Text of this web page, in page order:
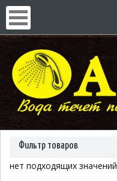
Фильтр товаров
нет подходящих значений